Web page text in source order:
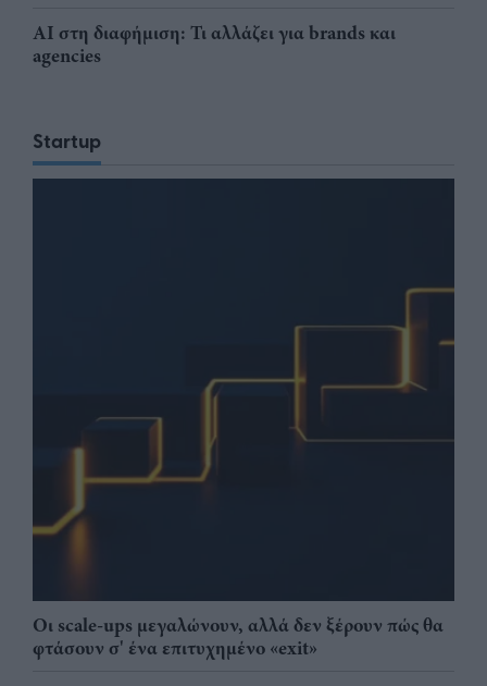
AI στη διαφήμιση: Τι αλλάζει για brands και
agencies
Startup
Οι scale-ups μεγαλώνουν, αλλά δεν ξέρουν πώς θα
φτάσουν σ' ένα επιτυχημένο «exit»